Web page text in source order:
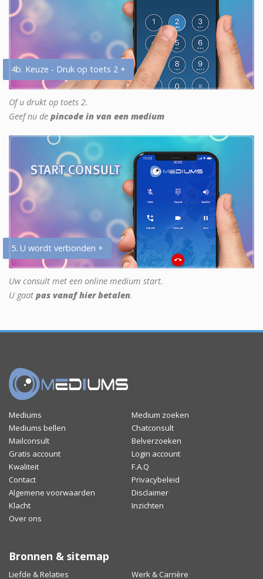
4b. Keuze - Druk op toets 2 +
Of u drukt op toets 2.
Geef nu de pincode in van een medium
5. U wordt verbonden +
Uw consult met een online medium start.
U gaat pas vanaf hier betalen.
Mediums
Medium zoeken
Mediums bellen
Chatconsult
Mailconsult
Belverzoeken
Gratis account
Login account
Kwaliteit
F.A.Q
Contact
Privacybeleid
Algemene voorwaarden
Disclaimer
Klacht
Inzichten
Over ons
Bronnen & sitemap
Liefde & Relaties Werk & Carrière